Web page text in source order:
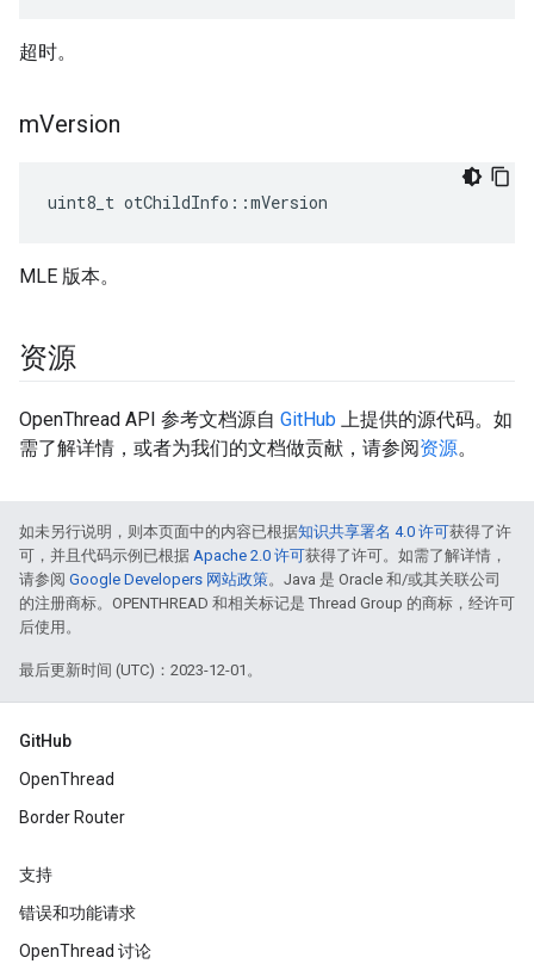
超时。
mVersion
uint8_t otChildInfo ::mVersion
MLE 版本。
资源
OpenThread API 参考文档源自 GitHub 上提供的源代码。如
需了解详情，或者为我们的文档做贡献，请参阅资源。
如未另行说明，则本页面中的内容已根据知识共享署名 4.0 许可获得了许
可，并且代码示例已根据 Apache 2.0 许可获得了许可。如需了解详情，
请参阅 Google Developers 网站政策。Java 是 Oracle 和/或其关联公司
的注册商标。OPENTHREAD 和相关标记是 Thread Group 的商标，经许可
后使用。
最后更新时间 (UTC)：2023-12-01。
GitHub
OpenThread
Border Router
支持
错误和功能请求
OpenThread 讨论